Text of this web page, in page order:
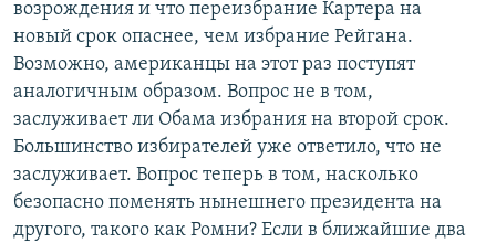
возрождения и что переизбрание Картера на
новый срок опаснее, чем избрание Рейгана.
Возможно, американцы на этот раз поступят
аналогичным образом. Вопрос не в том,
заслуживает ли Обама избрания на второй срок.
Большинство избирателей уже ответило, что не
заслуживает. Вопрос теперь в том, насколько
безопасно поменять нынешнего президента на
другого, такого как Ромни? Если в ближайшие два